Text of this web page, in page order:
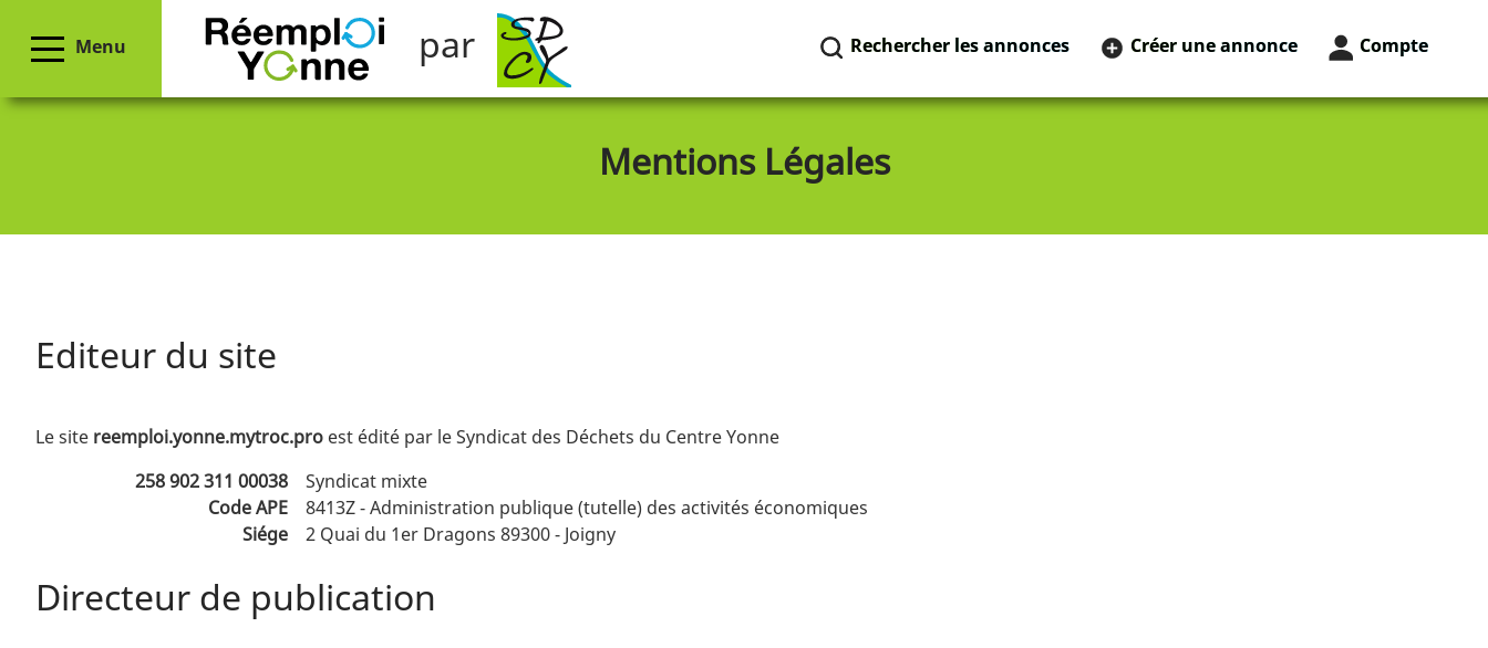
Menu par Rechercher les annonces Créer une annonce Compte
Mentions Légales
Editeur du site
Le site reemploi.yonne.mytroc.pro est édité par le Syndicat des Déchets du Centre Yonne
258 902 311 00038
Syndicat mixte
Code APE
8413Z - Administration publique (tutelle) des activités économiques
Siége
2 Quai du 1er Dragons 89300 - Joigny
Directeur de publication